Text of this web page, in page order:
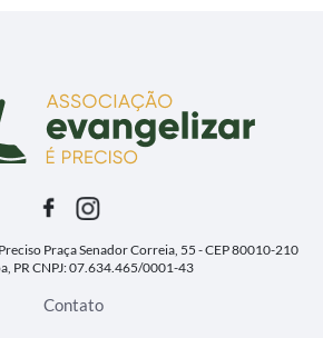
Praça Senador Correia, 55 - CEP 80010-210
PRCNPJ: 07.634.465/0001-43
Contato